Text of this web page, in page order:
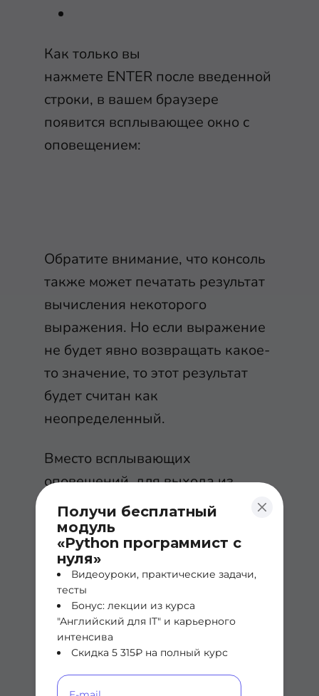
Получи бесплатный
модуль
«Python программист с
нуля»
Видеоуроки, практические задачи,
тесты
Бонус: лекции из курса
"Английский для IT" и карьерного
интенсива
Скидка 5 315₽ на полный курс
Как только вы
нажмете ENTER после введенной
строки, в вашем браузере
появится всплывающее окно с
оповещением:
Обратите внимание, что консоль
также может печатать результат
вычисления некоторого
выражения. Но если выражение
не будет явно возвращать какое-
то значение, то этот результат
будет считан как
неопределенный.
Вместо всплывающих
оповещений, для выхода из
которых нужно нажать на
кнопку, вы можете работать
непосредственно с JavaScript,
регистрируя сообщения в
консоли с помощью
Для того, чтобы напечатать
строкуHello, World!, вам нужно
ввести в консоль следующее: